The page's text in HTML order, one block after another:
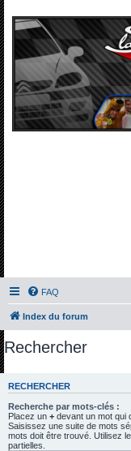
FAQ
Index du forum
Rechercher
RECHERCHER
Recherche par mots-clés :
Placez un + devant un mot qui
Saisissez une suite de mots
mots doit être trouvé. Utilisez
partielles.